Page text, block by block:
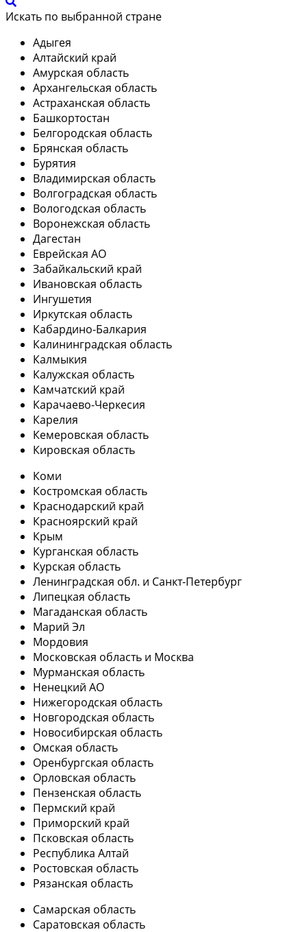
Искать по выбранной стране
Адыгея
Алтайский край
Амурская область
Архангельская область
Астраханская область
Башкортостан
Белгородская область
Брянская область
Бурятия
Владимирская область
Волгоградская область
Вологодская область
Воронежская область
Дагестан
Еврейская АО
Забайкальский край
Ивановская область
Ингушетия
Иркутская область
Кабардино-Балкария
Калининградская область
Калмыкия
Калужская область
Камчатский край
Карачаево-Черкесия
Карелия
Кемеровская область
Кировская область
Коми
Костромская область
Краснодарский край
Красноярский край
Крым
Курганская область
Курская область
Ленинградская обл. и Санкт-Петербург
Липецкая область
Магаданская область
Марий Эл
Мордовия
Московская область и Москва
Мурманская область
Ненецкий АО
Нижегородская область
Новгородская область
Новосибирская область
Омская область
Оренбургская область
Орловская область
Пензенская область
Пермский край
Приморский край
Псковская область
Республика Алтай
Ростовская область
Рязанская область
Самарская область
Саратовская область